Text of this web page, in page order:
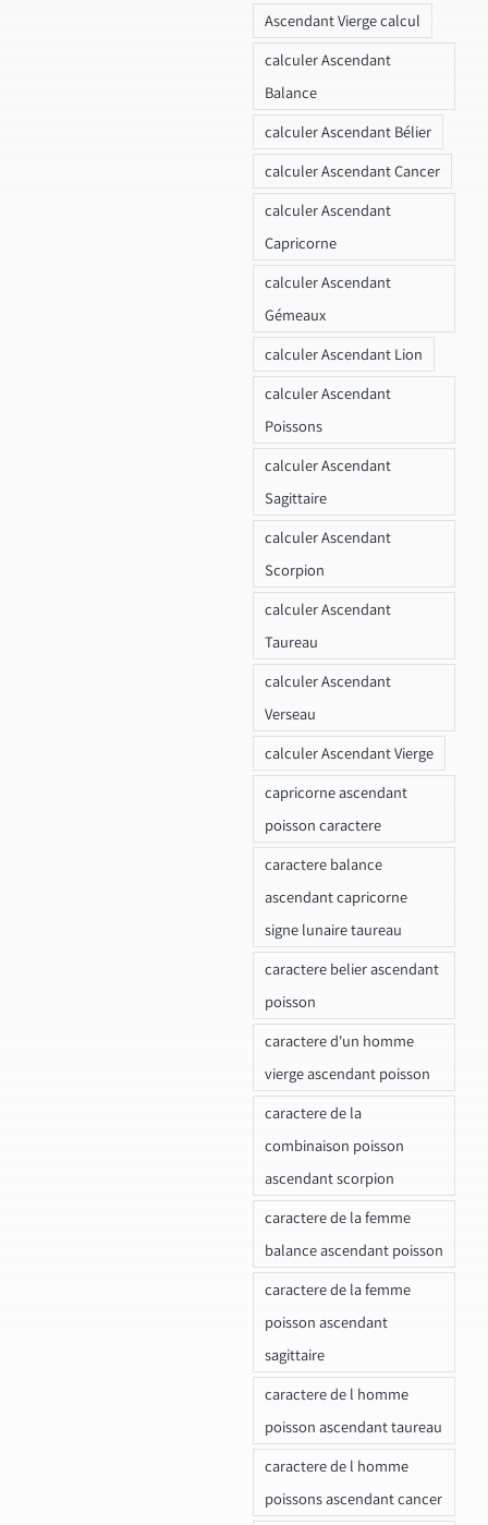
Ascendant Vierge calcul
calculer Ascendant
Balance
calculer Ascendant Bélier
calculer Ascendant Cancer
calculer Ascendant
Capricorne
calculer Ascendant
Gémeaux
calculer Ascendant Lion
calculer Ascendant
Poissons
calculer Ascendant
Sagittaire
calculer Ascendant
Scorpion
calculer Ascendant
Taureau
calculer Ascendant
Verseau
calculer Ascendant Vierge
capricorne ascendant
poisson caractere
caractere balance
ascendant capricorne
signe lunaire taureau
caractere belier ascendant
poisson
caractere d'un homme
vierge ascendant poisson
caractere de la
combinaison poisson
ascendant scorpion
caractere de la femme
balance ascendant poisson
caractere de la femme
poisson ascendant
sagittaire
caractere de l homme
poisson ascendant taureau
caractere de l homme
poissons ascendant cancer